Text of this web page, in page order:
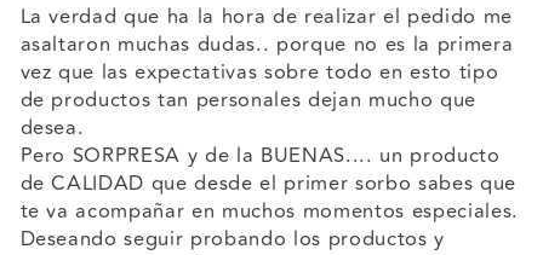
La verdad que ha la hora de realizar el pedido me
asaltaron muchas dudas.. porque no es la primera
vez que las expectativas sobre todo en esto tipo
de productos tan personales dejan mucho que
desea.
Pero SORPRESA y de la BUENAS.... un producto
de CALIDAD que desde el primer sorbo sabes que
te va acompañar en muchos momentos especiales.
Deseando seguir probando los productos y